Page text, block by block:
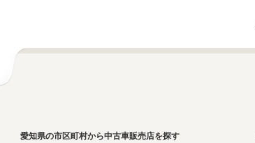
愛知県の市区町村から中古車販売店を探す